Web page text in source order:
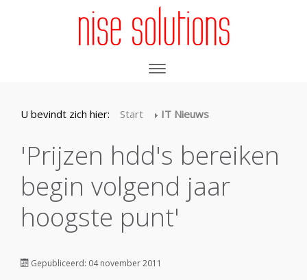
U bevindt zich hier: Start IT Nieuws
'Prijzen hdd's bereiken
begin volgend jaar
hoogste punt'
Gepubliceerd: 04 november 2011